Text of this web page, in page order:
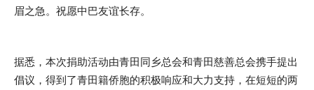
眉之急。祝愿中巴友谊长存。
据悉，本次捐助活动由青田同乡总会和青田慈善总会携手提出
倡议，得到了青田籍侨胞的积极响应和大力支持，在短短的两